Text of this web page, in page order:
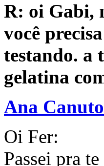
R: oi Gabi,
você
testando. a
gelatina
Ana Canuto
Oi Fer:
Passei pra